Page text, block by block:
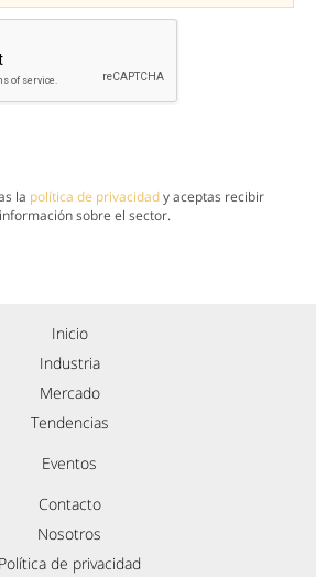
la política de privacidady aceptas recibir
sobre el sector.
Inicio
Industria
Mercado
Tendencias
Eventos
Contacto
Nosotros
Política de privacidad